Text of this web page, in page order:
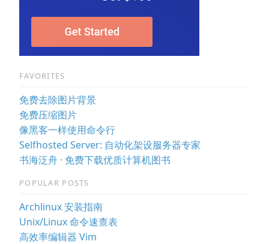
FAVORITES
免费去除图片背景
免费压缩图片
像黑客一样使用命令行
Selfhosted Server: 自动化架设服务器专家
书海泛舟 · 免费下载优质计算机图书
POPULAR POSTS
Archlinux 安装指南
Unix/Linux 命令速查表
高效率编辑器 Vim